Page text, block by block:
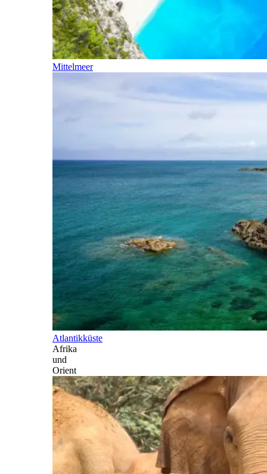
Mittelmeer
Atlantikküste
Afrika
und
Orient